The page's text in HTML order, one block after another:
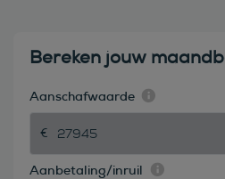
Bereken jouw
Aanschafwaarde
Aanbetaling/inruil